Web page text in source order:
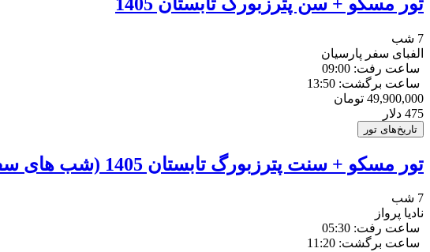
7 شب
الفبای سفر پارسیان
ساعت رفت: 09:00
ساعت برگشت: 13:50
49,900,000 تومان
475 دلار
تاریخ‌های تور
تور مسکو + سنت پترزبورگ تابستان 1405 (شب های سفید)
7 شب
نادیا پرواز
ساعت رفت: 05:30
ساعت برگشت: 11:20